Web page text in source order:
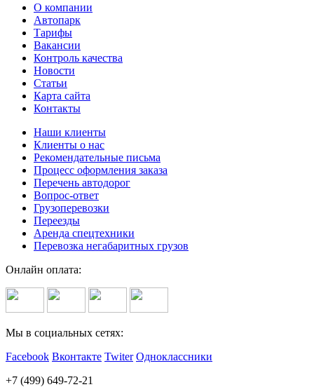
О компании
Автопарк
Тарифы
Вакансии
Контроль качества
Новости
Статьи
Карта сайта
Контакты
Наши клиенты
Клиенты о нас
Рекомендательные письма
Процесс оформления заказа
Перечень автодорог
Вопрос-ответ
Грузоперевозки
Переезды
Аренда спецтехники
Перевозка негабаритных грузов
Онлайн оплата:
Мы в социальных сетях:
Facebook Вконтакте Twiter Одноклассники
+7 (499) 649-72-21